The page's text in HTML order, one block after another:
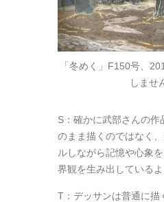
「冬めく」F150号、
しませ
S：確かに武部さんの作
のまま描くのではなく
ルしながら記憶や心象
界観を生み出しているよ
T：デッサンは普通に描